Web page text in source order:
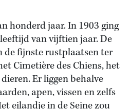
honderd jaar. In 1903 ging
van vijftien jaar. De
de fijnste rustplaatsen ter
Cimetière des Chiens, het
Er liggen behalve
apen, vissen en zelfs
eilandje in de Seine zou